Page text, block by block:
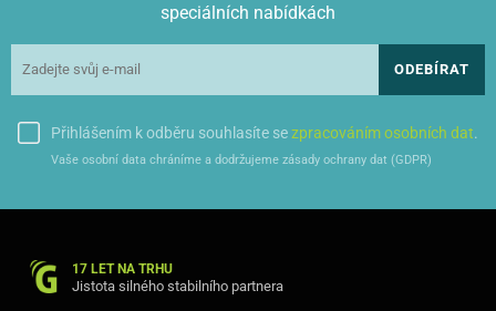
speciálních nabídkách
ODEBÍRAT
Přihlášením k odběru souhlasíte sezpracováním osobních dat.
Vaše osobní data chráníme a dodržujeme zásady ochrany dat (GDPR)
17 LET NA TRHU
Jistota silného stabilního partnera